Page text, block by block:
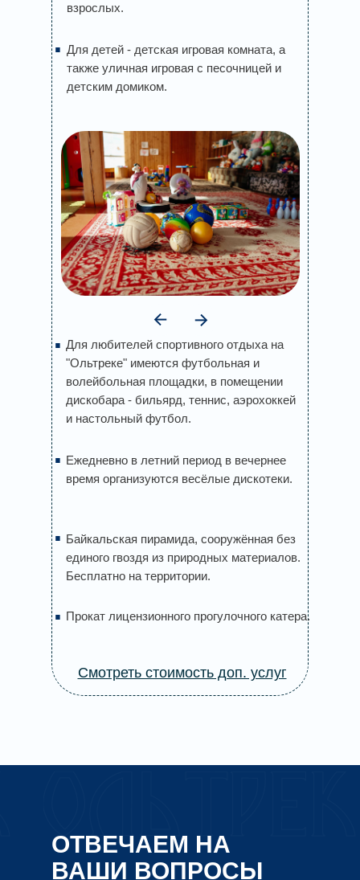
взрослых.
Для детей - детская игровая комната, а
также уличная игровая с песочницей и
детским домиком.
Для любителей спортивного отдыха на
"Ольтреке" имеются футбольная и
волейбольная площадки, в помещении
дискобара - бильярд, теннис, аэрохоккей
и настольный футбол.
Ежедневно в летний период в вечернее
время организуются весёлые дискотеки.
Байкальская пирамида, сооружённая без
единого гвоздя из природных материалов.
Бесплатно на территории.
Прокат лицензионного прогулочного катера.
.
.
.
.
.
Смотреть стоимость доп. услуг
ОТВЕЧАЕМ НА
ВАШИ ВОПРОСЫ